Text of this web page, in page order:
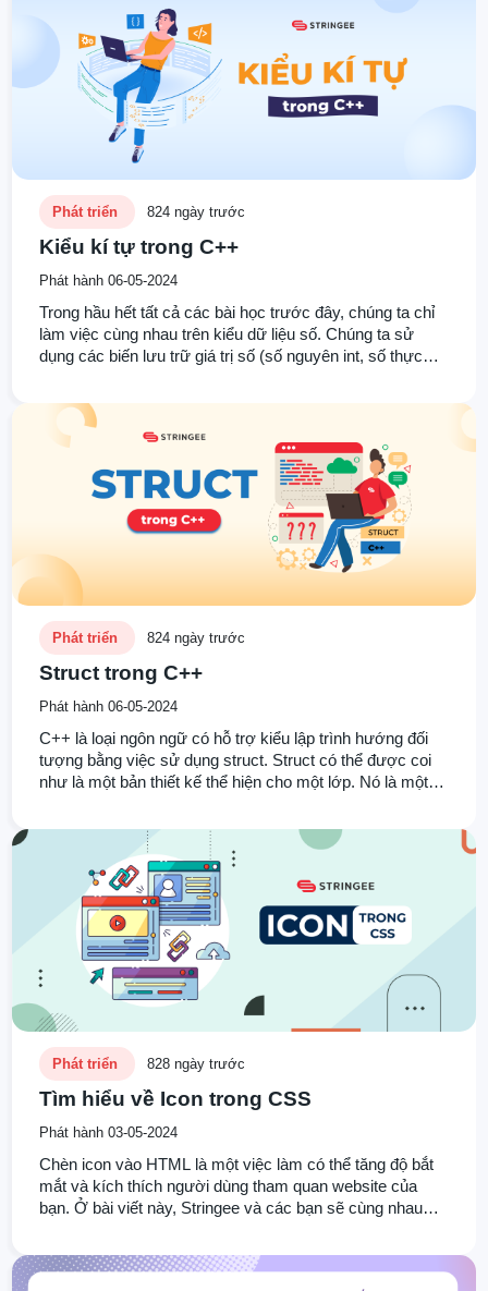
Phát triển 824 ngày trước
Kiểu kí tự trong C++
Phát hành 06-05-2024
Trong hầu hết tất cả các bài học trước đây, chúng ta chỉ
làm việc cùng nhau trên kiểu dữ liệu số. Chúng ta sử
dụng các biến lưu trữ giá trị số (số nguyên int, số thực
toán học, giải quyết các bài toán đơn giản là chủ yếu.
Trong bài học ngày hôm nay, chúng ta sẽ tìm hiểu một
kiểu dữ liệu cũng là một trong những kiểu dữ liệu cơ bản
trong ngôn ngữ C và C++, đó là kiểu kí tự.
Phát triển 824 ngày trước
Struct trong C++
Phát hành 06-05-2024
C++ là loại ngôn ngữ có hỗ trợ kiểu lập trình hướng đối
tượng bằng việc sử dụng struct. Struct có thể được coi
như là một bản thiết kế thể hiện cho một lớp. Nó là một
một lớp chứa các lại dữ liệu khác nhau.
Phát triển 828 ngày trước
Tìm hiểu về Icon trong CSS
Phát hành 03-05-2024
Chèn icon vào HTML là một việc làm có thể tăng độ bắt
mắt và kích thích người dùng tham quan website của
bạn. Ở bài viết này, Stringee và các bạn sẽ cùng nhau
viện icon nhé.